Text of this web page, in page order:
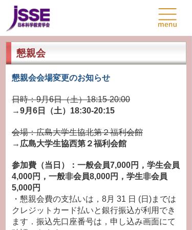
懇親会
懇親会会場変更のお知らせ
日時：9月6日（土）18:15‐20:00
→9月6日（土）18:30‐20:15
会場：広島大学生協北第２福利会館
→広島大学生協西第２福利会館
参加費（当日）：一般会員7,000円，学生会員
4,000円，一般非会員8,000円，学生非会員
5,000円
・懇親会費の⽀払いは，8⽉ 31 ⽇ (日)までは
クレジットカード払いと銀⾏振込が利⽤でき
ます．振込先⼝座番号は，申し込み画⾯にて